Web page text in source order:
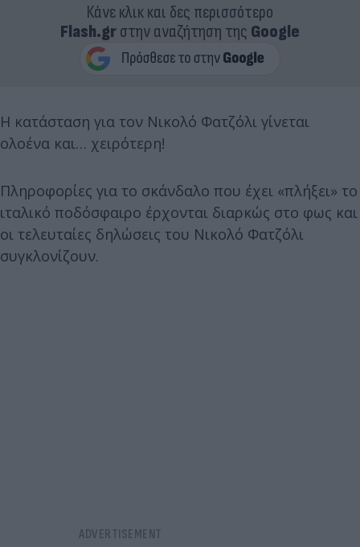
Κάνε κλικ και δες περισσότερο
Flash.grστην αναζήτηση της Google
Η κατάσταση για τον Νικολό Φατζόλι γίνεται
ολοένα και… χειρότερη!
Πληροφορίες για το σκάνδαλο που έχει «πλήξει» το
ιταλικό ποδόσφαιρο έρχονται διαρκώς στο φως και
οι τελευταίες δηλώσεις του Νικολό Φατζόλι
συγκλονίζουν.